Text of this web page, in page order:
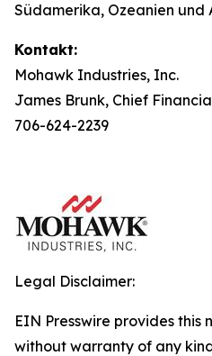
Südamerika, Ozeanien und
Kontakt:
Mohawk Industries, Inc.
James Brunk, Chief
706-624-2239
Legal Disclaimer:
EIN Presswire provides this
without warranty of any